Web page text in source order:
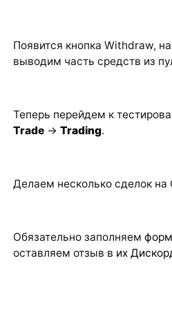
Появится кнопка Withdraw,
выводим часть средств из
Теперь перейдем к
Trade-> Trading.
Делаем несколько сделок
Обязательно заполняем
оставляем отзыв в их